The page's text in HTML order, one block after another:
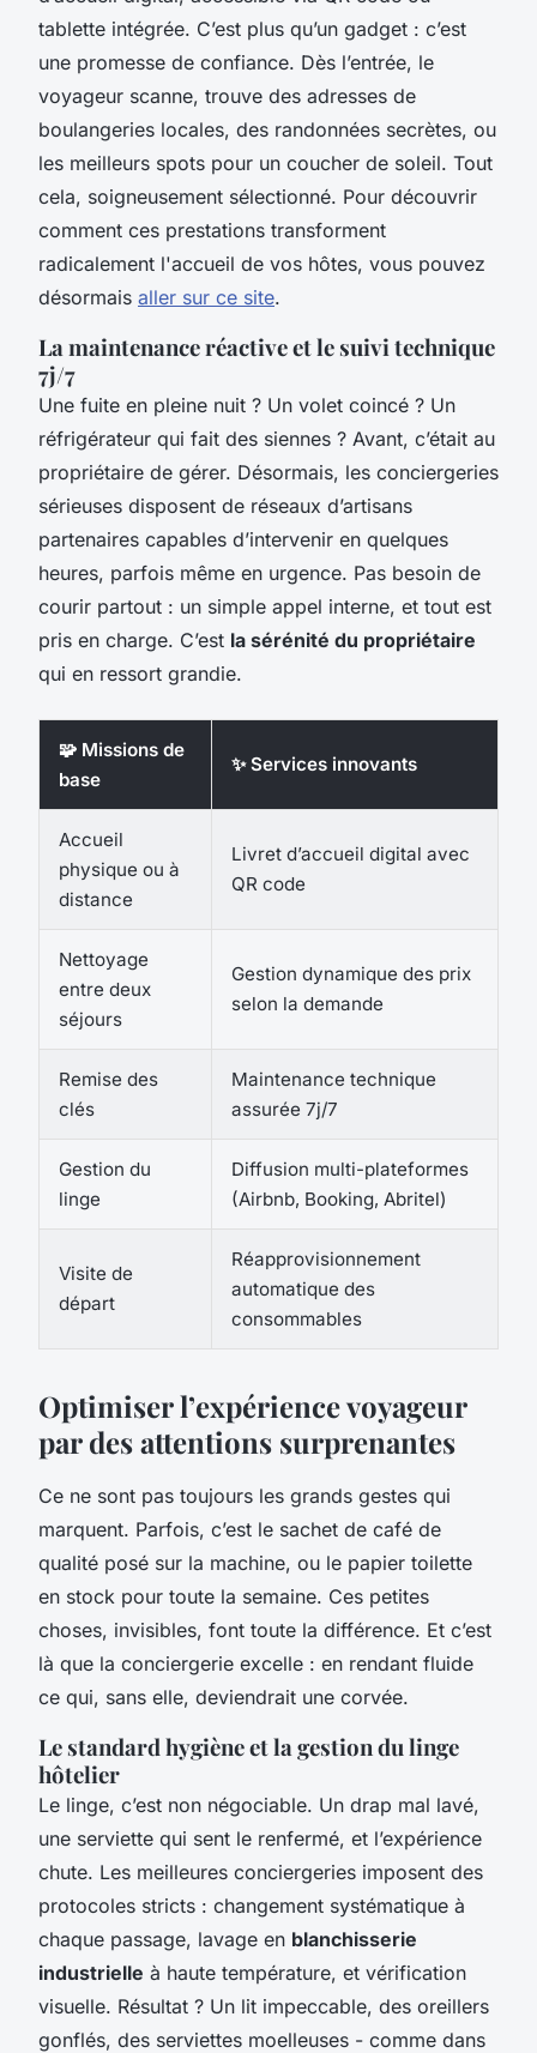
tablette intégrée. C’est plus qu’un gadget : c’est
une promesse de confiance. Dès l’entrée, le
voyageur scanne, trouve des adresses de
boulangeries locales, des randonnées secrètes, ou
les meilleurs spots pour un coucher de soleil. Tout
cela, soigneusement sélectionné. Pour découvrir
comment ces prestations transforment
radicalement l'accueil de vos hôtes, vous pouvez
désormais aller sur ce site.
La maintenance réactive et le suivi technique
7j/7
Une fuite en pleine nuit ? Un volet coincé ? Un
réfrigérateur qui fait des siennes ? Avant, c’était au
propriétaire de gérer. Désormais, les conciergeries
sérieuses disposent de réseaux d’artisans
partenaires capables d’intervenir en quelques
heures, parfois même en urgence. Pas besoin de
courir partout : un simple appel interne, et tout est
pris en charge. C’est la sérénité du propriétaire
qui en ressort grandie.
🧩 Missions de
base
✨ Services innovants
Accueil
physique ou à
distance
Livret d’accueil digital avec
QR code
Nettoyage
entre deux
séjours
Gestion dynamique des prix
selon la demande
Remise des
clés
Maintenance technique
assurée 7j/7
Gestion du
linge
Diffusion multi-plateformes
(Airbnb, Booking, Abritel)
Visite de
départ
Réapprovisionnement
automatique des
consommables
Optimiser l’expérience voyageur
par des attentions surprenantes
Ce ne sont pas toujours les grands gestes qui
marquent. Parfois, c’est le sachet de café de
qualité posé sur la machine, ou le papier toilette
en stock pour toute la semaine. Ces petites
choses, invisibles, font toute la différence. Et c’est
là que la conciergerie excelle : en rendant fluide
ce qui, sans elle, deviendrait une corvée.
Le standard hygiène et la gestion du linge
hôtelier
Le linge, c’est non négociable. Un drap mal lavé,
une serviette qui sent le renfermé, et l’expérience
chute. Les meilleures conciergeries imposent des
protocoles stricts : changement systématique à
chaque passage, lavage en blanchisserie
industrielle à haute température, et vérification
visuelle. Résultat ? Un lit impeccable, des oreillers
gonflés, des serviettes moelleuses - comme dans